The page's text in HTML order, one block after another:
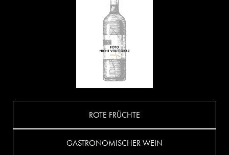
ROTE FRÜCHTE
GASTRONOMISCHER WEIN